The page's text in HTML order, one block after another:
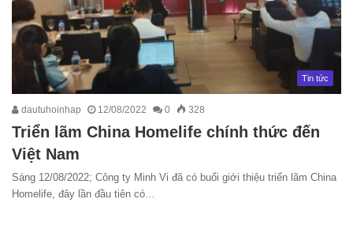
Tin tức
dautuhoinhap 12/08/2022 0 328
Triển lãm China Homelife chính thức đến
Việt Nam
Sáng 12/08/2022; Công ty Minh Vi đã có buổi giới thiệu triển lãm China
Homelife, đây lần đầu tiên có…